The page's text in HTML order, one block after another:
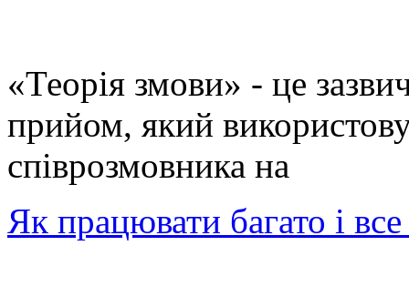
«Теорія змови» - це
прийом, який
співрозмовника на
Як працювати багато і все